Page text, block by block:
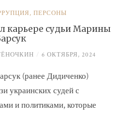
, ПЕРСОНЫ
карьере судьи Марины
/ 6 ОКТЯБРЯ, 2024
(ранее Дидиченко)
украинских судей с
и политиками, которые